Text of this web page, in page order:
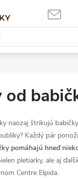
od
naozaj štrikujú
Každý pár
pomáhajú hneď
pletiarky, ale aj
Centre Elpida.